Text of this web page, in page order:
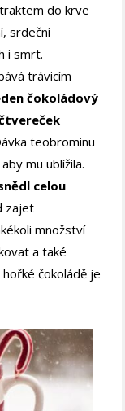
do krve
srdeční
i smrt.
trávicím
čokoládový
teobrominu
mu ublížila.
celou
zajet
množství
a také
čokoládě je